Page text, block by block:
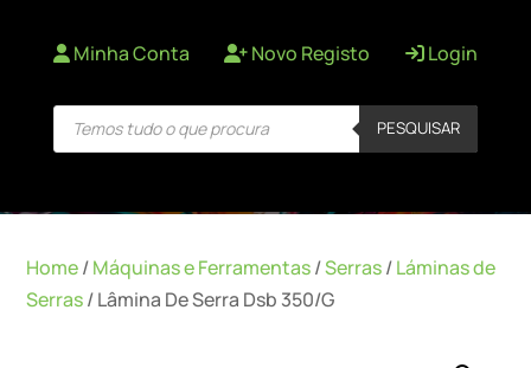
Minha Conta Novo Registo Login
Products
search PESQUISAR
Home/Máquinas e Ferramentas/Serras/Láminas de
Serras/ Lâmina De Serra Dsb 350/G